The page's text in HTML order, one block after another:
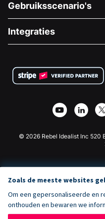
Over Ons
Vacatures
Privacy
Affiliate Partnerschap
Gebruiksscenario's
Medische Fondsenwerving
Goede Doelen
Integraties
Wix Donatie Plugin
Webflow Donatie App
Joomla Donatie
© 2026 Rebel Idealist Inc 520
Zoals de meeste websites
Om een gepersonaliseerde en
onthouden en bewaren we